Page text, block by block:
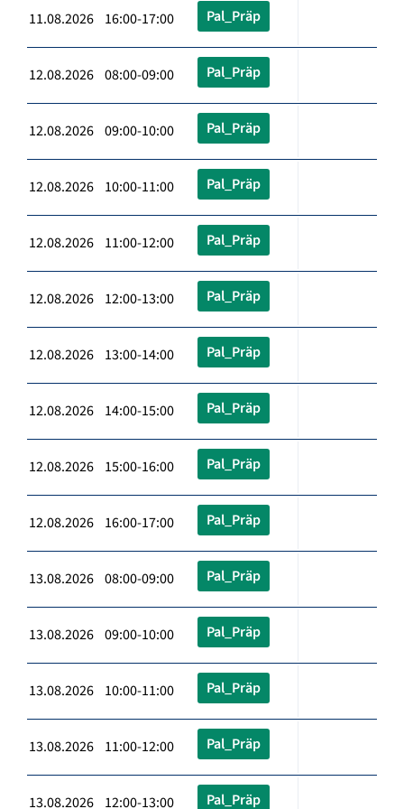
11.08.2026 16:00-17:00 Pal_Präp
12.08.2026 08:00-09:00 Pal_Präp
12.08.2026 09:00-10:00 Pal_Präp
12.08.2026 10:00-11:00 Pal_Präp
12.08.2026 11:00-12:00 Pal_Präp
12.08.2026 12:00-13:00 Pal_Präp
12.08.2026 13:00-14:00 Pal_Präp
12.08.2026 14:00-15:00 Pal_Präp
12.08.2026 15:00-16:00 Pal_Präp
12.08.2026 16:00-17:00 Pal_Präp
13.08.2026 08:00-09:00 Pal_Präp
13.08.2026 09:00-10:00 Pal_Präp
13.08.2026 10:00-11:00 Pal_Präp
13.08.2026 11:00-12:00 Pal_Präp
13.08.2026 12:00-13:00 Pal_Präp